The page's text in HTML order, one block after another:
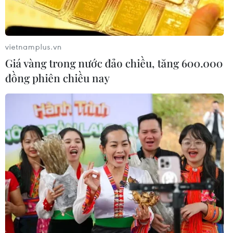
Tính từ 17h ngày 18/9 đến 17h ngày 19/9/2021, Việt
Nam ghi nhận 10.040 ca mắc mới COVID-19, trong đó
15 ca nhập cảnh và 10.025 ca trong nước.
Các địa phương chủ động xử lý linh hoạt
vietnamplus.vn
Giá vàng trong nước đảo chiều, tăng 600.000
đồng phiên chiều nay